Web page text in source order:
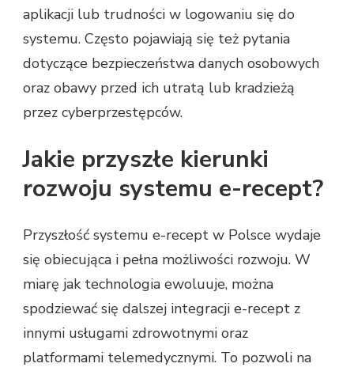
aplikacji lub trudności w logowaniu się do
systemu. Często pojawiają się też pytania
dotyczące bezpieczeństwa danych osobowych
oraz obawy przed ich utratą lub kradzieżą
przez cyberprzestępców.
Jakie przyszłe kierunki
rozwoju systemu e-recept?
Przyszłość systemu e-recept w Polsce wydaje
się obiecująca i pełna możliwości rozwoju. W
miarę jak technologia ewoluuje, można
spodziewać się dalszej integracji e-recept z
innymi usługami zdrowotnymi oraz
platformami telemedycznymi. To pozwoli na